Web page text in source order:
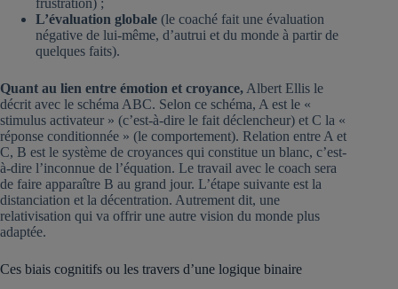
L’évaluation globale (le coaché fait une évaluation
négative de lui-même, d’autrui et du monde à partir de
quelques faits).
Quant au lien entre émotion et croyance, Albert Ellis le
décrit avec le schéma ABC. Selon ce schéma, A est le «
stimulus activateur » (c’est-à-dire le fait déclencheur) et C la «
réponse conditionnée » (le comportement). Relation entre A et
C, B est le système de croyances qui constitue un blanc, c’est-
à-dire l’inconnue de l’équation. Le travail avec le coach sera
de faire apparaître B au grand jour. L’étape suivante est la
distanciation et la décentration. Autrement dit, une
relativisation qui va offrir une autre vision du monde plus
adaptée.
Ces biais cognitifs ou les travers d’une logique binaire